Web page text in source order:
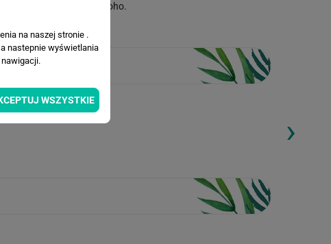
skandynawskim, eko i boho.
Loading... Loading...
›
na naszej stronie .
nastepnie wyświetlania
WSZYSTKIE